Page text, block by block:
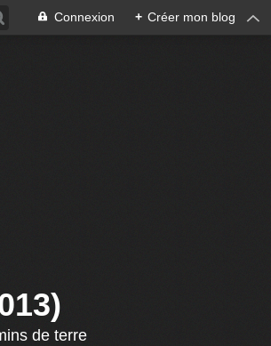
Connexion + Créer mon blog
de terre